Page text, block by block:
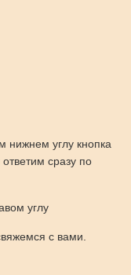
нижнем углу кнопка
сразу по
углу
с вами.